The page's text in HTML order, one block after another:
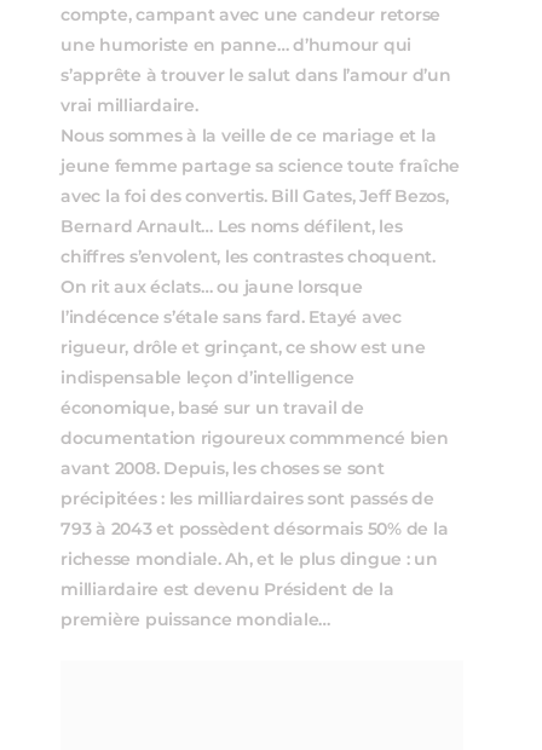
compte, campant avec une candeur retorse
une humoriste en panne… d’humour qui
s’apprête à trouver le salut dans l’amour d’un
vrai milliardaire.
Nous sommes à la veille de ce mariage et la
jeune femme partage sa science toute fraîche
avec la foi des convertis. Bill Gates, Jeff Bezos,
Bernard Arnault… Les noms défilent, les
chiffres s’envolent, les contrastes choquent.
On rit aux éclats… ou jaune lorsque
l’indécence s’étale sans fard. Etayé avec
rigueur, drôle et grinçant, ce show est une
indispensable leçon d’intelligence
économique, basé sur un travail de
documentation rigoureux commmencé bien
avant 2008. Depuis, les choses se sont
précipitées : les milliardaires sont passés de
793 à 2043 et possèdent désormais 50% de la
richesse mondiale. Ah, et le plus dingue : un
milliardaire est devenu Président de la
première puissance mondiale…